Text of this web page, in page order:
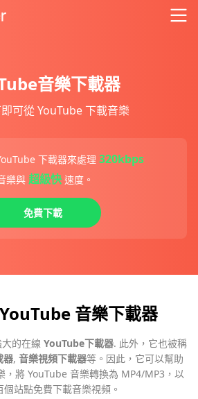
音樂下載器
可從 YouTube 下載音樂
下載器來處理 320kbps
樂與 超級快 速度。
免費下載
音樂下載器
的在線 YouTube下載器. 此外，它也被稱
器, 音樂視頻下載器等。因此，它可以幫助
，將 YouTube 音樂轉換為 MP4/MP3，以
個站點免費下載音樂視頻。